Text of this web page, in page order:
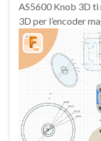
AS5600 Knob 3D ti
3D per l’encoder